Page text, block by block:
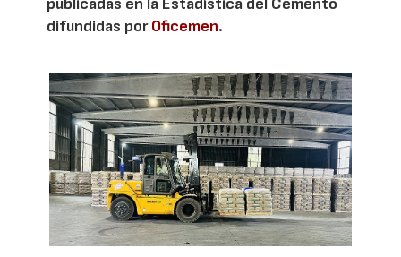
publicadas en la Estadística del Cemento
difundidas porOficemen.